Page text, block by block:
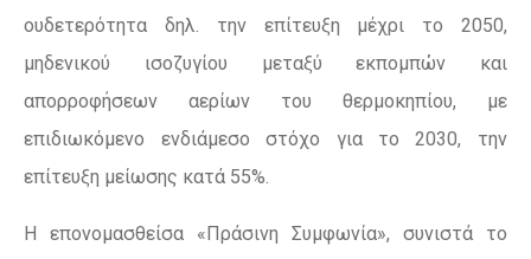
ουδετερότητα δηλ. την επίτευξη μέχρι το 2050,
μηδενικού ισοζυγίου μεταξύ εκπομπών και
απορροφήσεων αερίων του θερμοκηπίου, με
επιδιωκόμενο ενδιάμεσο στόχο για το 2030, την
επίτευξη μείωσης κατά 55%.
Η επονομασθείσα «Πράσινη Συμφωνία», συνιστά το